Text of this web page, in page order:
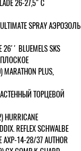
26-27,5" С
SPRAY АЭРОЗОЛЬ
BLUEMELS SKS
PLUS,
ТОРЦЕВОЙ
REFLEX SCHWALBE
14-28/37 AUTHOR